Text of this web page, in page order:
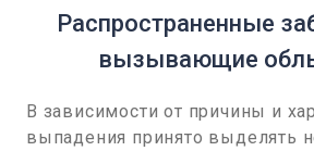
Распространенные
вызывающие
В зависимости от причины и
выпадения принято выделять